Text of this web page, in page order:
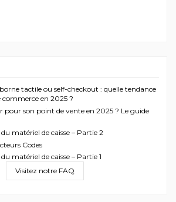
tactile ou self-checkout : quelle tendance
en 2025 ?
pour son point de vente en 2025 ? Le guide
matériel de caisse – Partie 2
Codes
matériel de caisse – Partie 1
Visitez notre FAQ